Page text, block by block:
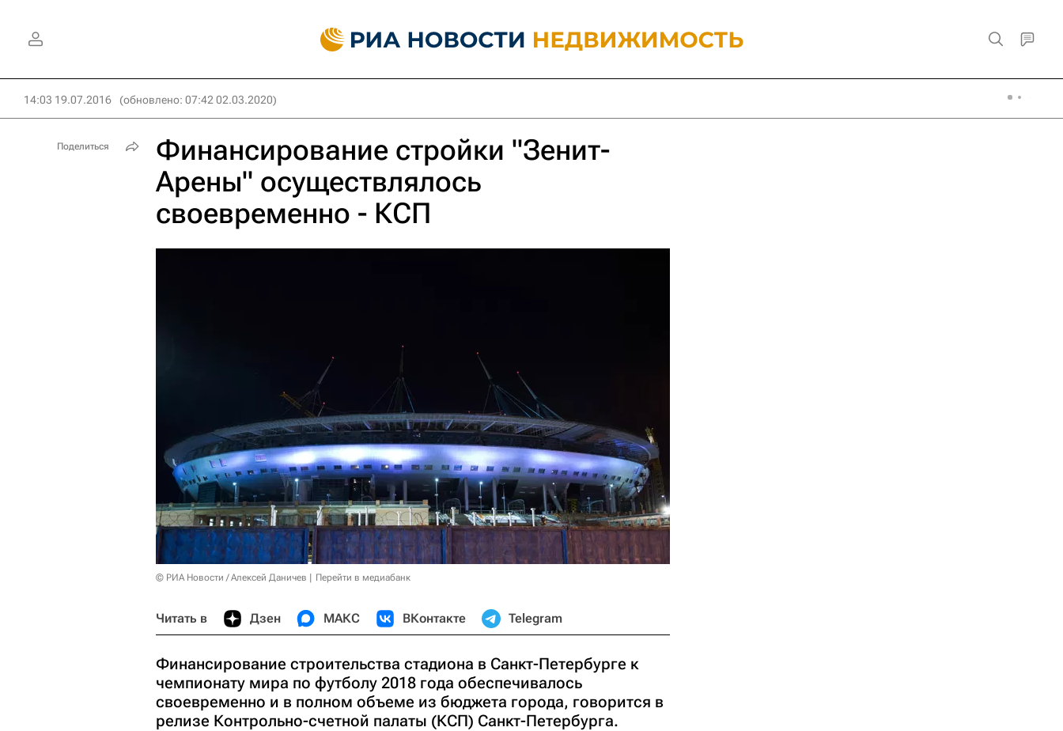
14:03 19.07.2016 (обновлено: 07:42 02.03.2020)
Финансирование стройки "Зенит-
Арены" осуществлялось
своевременно - КСП
© РИА Новости / Алексей Даничев Перейти в медиабанк
Читать в Дзен МАКС ВКонтакте Telegram
Финансирование строительства стадиона в Санкт-Петербурге к
чемпионату мира по футболу 2018 года обеспечивалось
своевременно и в полном объеме из бюджета города, говорится в
релизе Контрольно-счетной палаты (КСП) Санкт-Петербурга.
Поделиться